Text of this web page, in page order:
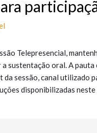
Telepresencial,
sustentação oral. A
da sessão, canal utilizado
disponibilizadas